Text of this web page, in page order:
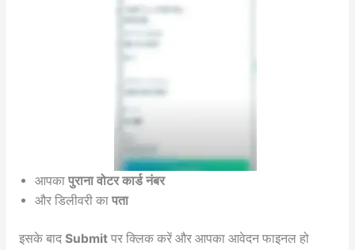
आपका पुराना वोटर कार्ड नंबर
और डिलीवरी का पता
इसके बाद Submitपर क्लिक करें और आपका आवेदन फाइनल हो